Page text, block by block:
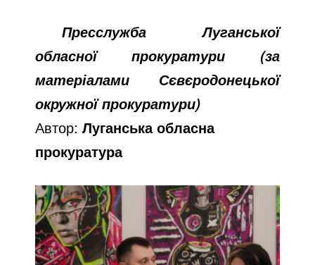
Пресслужба Луганської
обласної прокуратури (за
матеріалами Сєвєродонецької
окружної прокуратури)
Автор:Луганська обласна
прокуратура